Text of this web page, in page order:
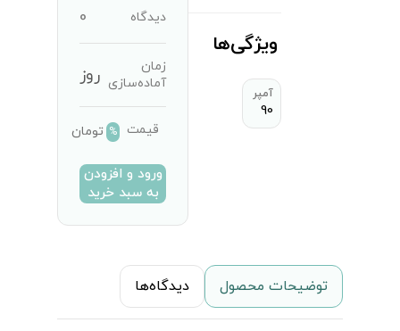
ویژگی‌ها
آمپر
90
دیدگاه 0
زمان
آماده‌سازی روز
قیمت % تومان
ورود و افزودن
به سبد خرید
توضیحات محصول دیدگاه‌ها